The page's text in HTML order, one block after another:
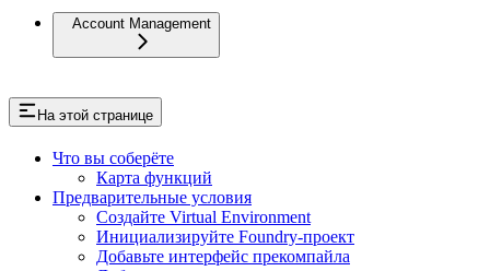
Account Management
На этой странице
Что вы соберёте
Карта функций
Предварительные условия
Создайте Virtual Environment
Инициализируйте Foundry-проект
Добавьте интерфейс прекомпайла